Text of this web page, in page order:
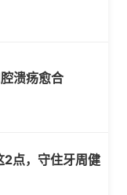
溃疡愈合
2点，守住牙周健